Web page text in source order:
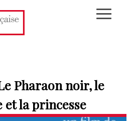
Pharaon noir, le
et la princesse